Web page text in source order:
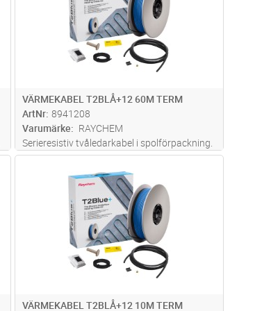
VÄRMEKABEL T2BLÅ+12 60M TERM
ArtNr 8941208
Varumärke
RAYCHEM
Serieresistiv tvåledarkabel i spolförpackning.
Diameter: 5 mm med påmonterad kallkabel
(2,5 m). Värmekabeln är metermärkt, PFAS-fri
och har ett inbyggt kabelminne för en smidig
installation. Kompatib...läs mer
Lägg i kundvagn
VÄRMEKABEL T2BLÅ+12 10M TERM